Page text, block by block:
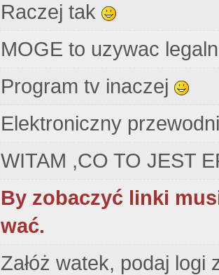
Raczej tak
MOGE to uzywac
Program tv inaczej
Elektroniczny
WITAM ,CO TO JEST
By zobaczyć linki
wać.
Załóż watek, podaj